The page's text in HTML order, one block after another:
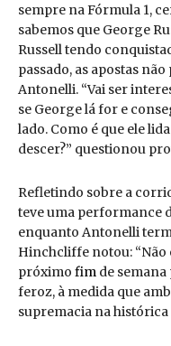
sempre na Fórmula 1,
sabemos que George
Russell tendo
passado, as apostas
Antonelli. “Vai ser
se George lá for e
lado. Como é que ele
descer?” questionou
Refletindo sobre a
teve uma performance
enquanto Antonelli
Hinchcliffe notou: “Não
próximo fim de
feroz, à medida que
supremacia na